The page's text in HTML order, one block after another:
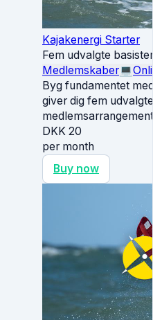
Kajakenergi Starter
Fem udvalgte
Medlemskaber💻
Byg fundamentet
giver dig fem
DKK 20
per month
Buy now